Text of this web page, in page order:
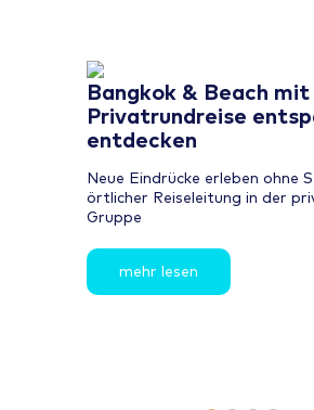
Bangkok & Beach
Privatrundreise
entdecken
Neue Eindrücke erleben ohne
örtlicher Reiseleitung in der
Gruppe
mehr lesen